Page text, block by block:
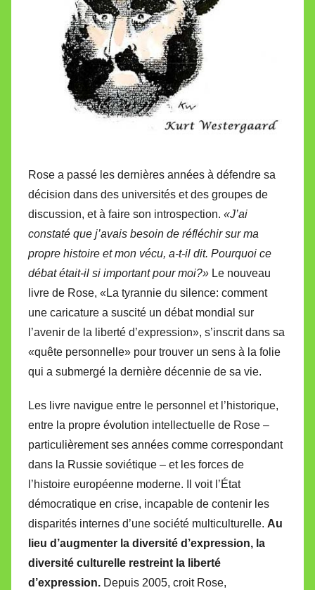
Rose a passé les dernières années à défendre sa
décision dans des universités et des groupes de
discussion, et à faire son introspection. «J’ai
constaté que j’avais besoin de réfléchir sur ma
propre histoire et mon vécu, a-t-il dit. Pourquoi ce
débat était-il si important pour moi?» Le nouveau
livre de Rose, «La tyrannie du silence: comment
une caricature a suscité un débat mondial sur
l’avenir de la liberté d’expression», s’inscrit dans sa
«quête personnelle» pour trouver un sens à la folie
qui a submergé la dernière décennie de sa vie.
Les livre navigue entre le personnel et l’historique,
entre la propre évolution intellectuelle de Rose –
particulièrement ses années comme correspondant
dans la Russie soviétique – et les forces de
l’histoire européenne moderne. Il voit l’État
démocratique en crise, incapable de contenir les
disparités internes d’une société multiculturelle. Au
lieu d’augmenter la diversité d’expression, la
diversité culturelle restreint la liberté
d’expression. Depuis 2005, croit Rose,